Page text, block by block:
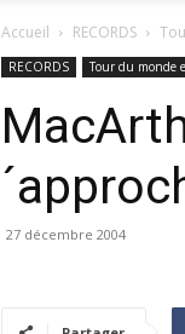
Accueil RECORDS
RECORDS Tour du monde
27 décembre 2004